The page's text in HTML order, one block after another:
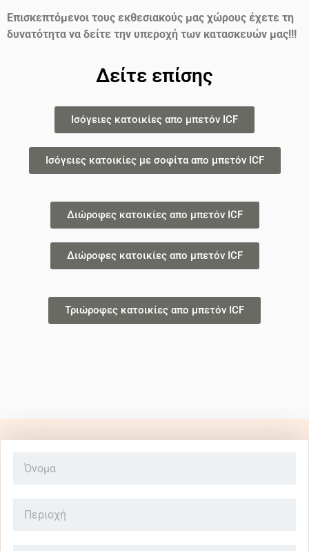
Επισκεπτόμενοι τους εκθεσιακούς μας χώρους έχετε τη
δυνατότητα να δείτε την υπεροχή των κατασκευών μας!!!
Δείτε επίσης
Ισόγειες κατοικίες απο μπετόν ICF
Ισόγειες κατοικίες με σοφίτα απο μπετόν ICF
Διώροφες κατοικίες απο μπετόν ICF
Διώροφες κατοικίες απο μπετόν ICF
Τριώροφες κατοικίες απο μπετόν ICF